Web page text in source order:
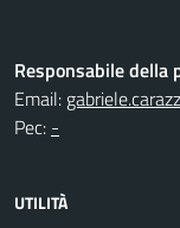
Responsabile della
Email:
Pec: -
UTILITÀ